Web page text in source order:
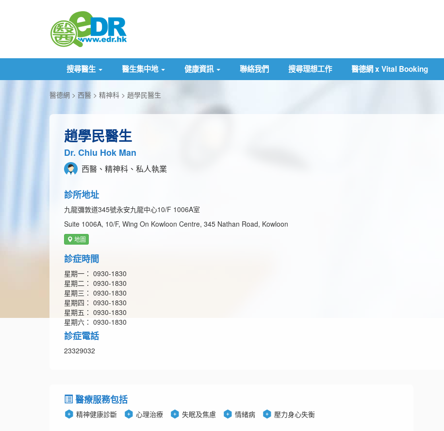
搜尋醫生 醫生集中地 健康資訊 聯絡我們 搜尋理想工作 醫德網 x Vital Booking
醫德網 西醫 精神科 趙學民醫生
趙學民醫生
Dr. Chiu Hok Man
西醫、精神科、私人執業
診所地址
九龍彌敦道345號永安九龍中心10/F 1006A室
Suite 1006A, 10/F, Wing On Kowloon Centre, 345 Nathan Road, Kowloon
地圖
診症時間
星期一： 0930-1830
星期二： 0930-1830
星期三： 0930-1830
星期四： 0930-1830
星期五： 0930-1830
星期六： 0930-1830
診症電話
23329032
醫療服務包括
精神健康診斷 心理治療 失眠及焦慮 情緒病 壓力身心失衡